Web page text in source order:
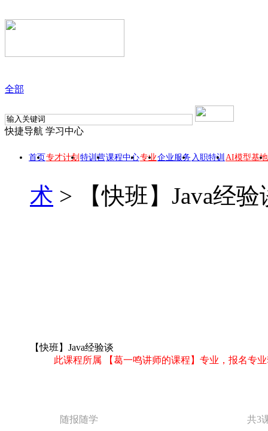
全部
快捷导航 学习中心
首页专才计划 特训营课程中心专业企业服务 入职特训 AI模型基地
术 > 【快班】Java经验
招生中